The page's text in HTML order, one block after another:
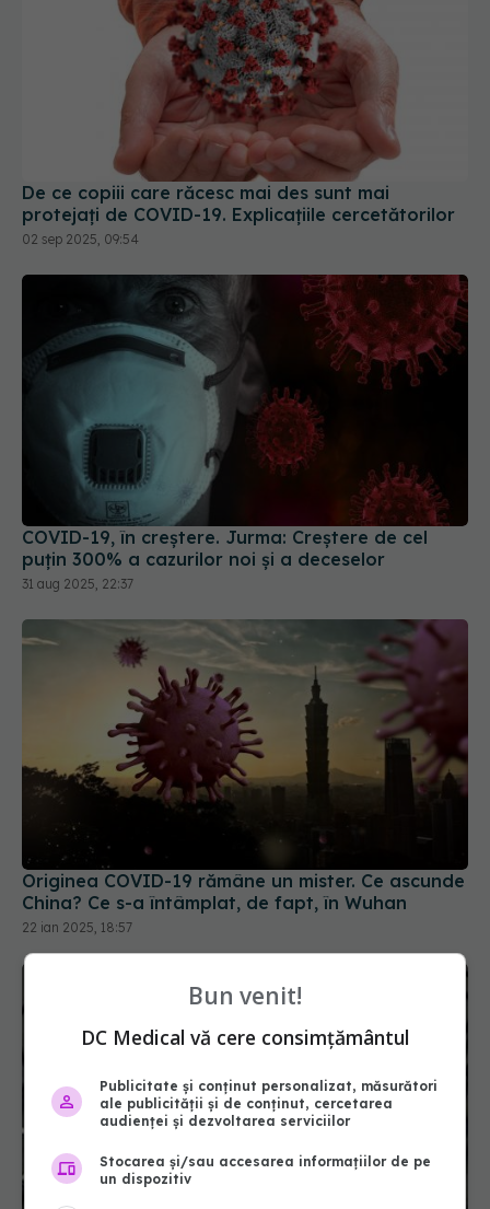
De ce copiii care răcesc mai des sunt mai
protejați de COVID-19. Explicațiile cercetătorilor
02 sep 2025, 09:54
COVID-19, în creștere. Jurma: Creștere de cel
puțin 300% a cazurilor noi și a deceselor
31 aug 2025, 22:37
Originea COVID-19 rămâne un mister. Ce ascunde
China? Ce s-a întâmplat, de fapt, în Wuhan
22 ian 2025, 18:57
Bun venit!
DC Medical vă cere consimțământul
Publicitate și conținut personalizat, măsurători
ale publicității și de conținut, cercetarea
audienței și dezvoltarea serviciilor
Stocarea și/sau accesarea informațiilor de pe
un dispozitiv